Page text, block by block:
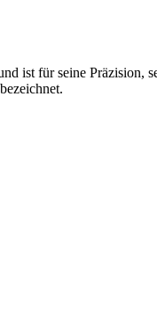
ist für seine Präzision,